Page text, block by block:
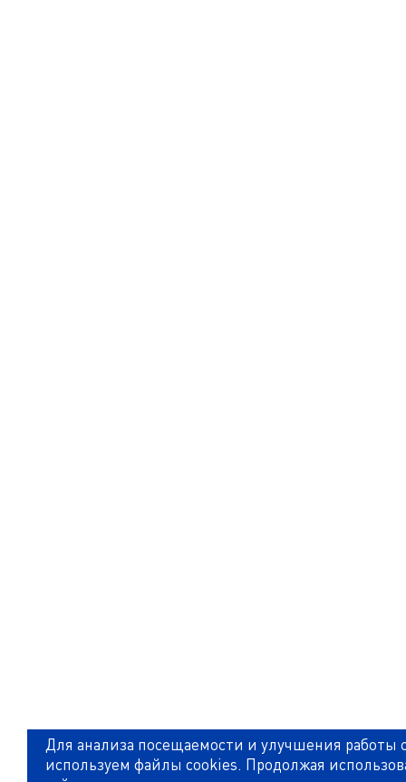
Для анализа посещаемости и улучшения работы
используем файлы cookies. Продолжая